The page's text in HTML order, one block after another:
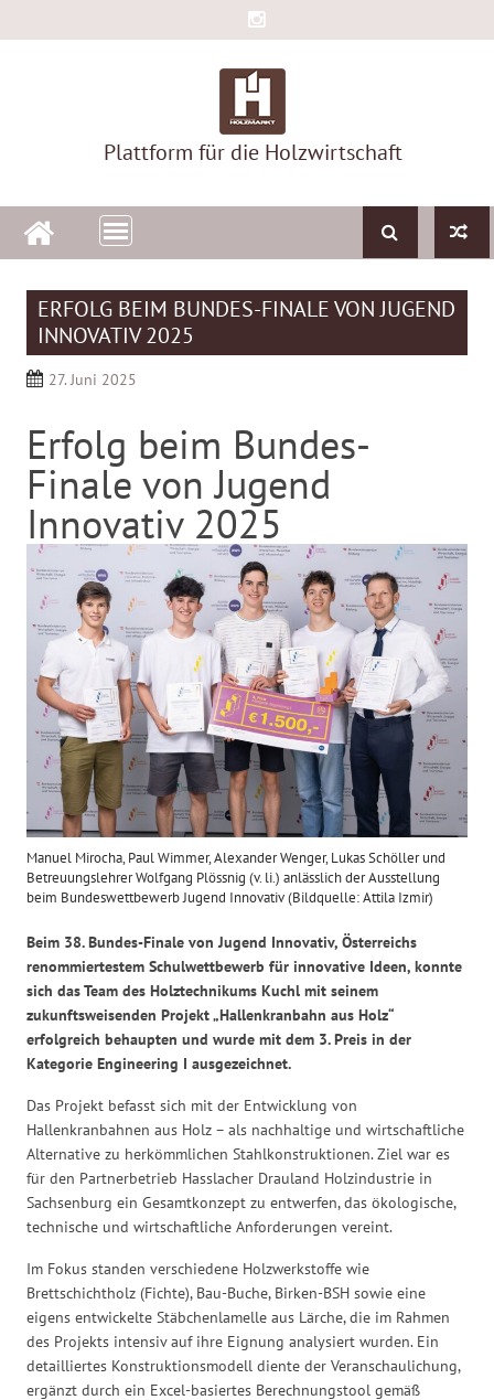
to
Plattform für die Holzwirtschaft
ERFOLG BEIM BUNDES-FINALE VON JUGEND
INNOVATIV 2025
27. Juni 2025
Erfolg beim Bundes-
Finale von Jugend
Innovativ 2025
Manuel Mirocha, Paul Wimmer, Alexander Wenger, Lukas Schöller und
Betreuungslehrer Wolfgang Plössnig (v. li.) anlässlich der Ausstellung
beim Bundeswettbewerb Jugend Innovativ (Bildquelle: Attila Izmir)
Beim 38. Bundes-Finale von Jugend Innovativ, Österreichs
renommiertestem Schulwettbewerb für innovative Ideen, konnte
sich das Team des Holztechnikums Kuchl mit seinem
zukunftsweisenden Projekt „Hallenkranbahn aus Holz“
erfolgreich behaupten und wurde mit dem 3. Preis in der
Kategorie Engineering I ausgezeichnet.
Das Projekt befasst sich mit der Entwicklung von
Hallenkranbahnen aus Holz – als nachhaltige und wirtschaftliche
Alternative zu herkömmlichen Stahlkonstruktionen. Ziel war es
für den Partnerbetrieb Hasslacher Drauland Holzindustrie in
Sachsenburg ein Gesamtkonzept zu entwerfen, das ökologische,
technische und wirtschaftliche Anforderungen vereint.
Im Fokus standen verschiedene Holzwerkstoffe wie
Brettschichtholz (Fichte), Bau-Buche, Birken-BSH sowie eine
eigens entwickelte Stäbchenlamelle aus Lärche, die im Rahmen
des Projekts intensiv auf ihre Eignung analysiert wurden. Ein
detailliertes Konstruktionsmodell diente der Veranschaulichung,
ergänzt durch ein Excel-basiertes Berechnungstool gemäß